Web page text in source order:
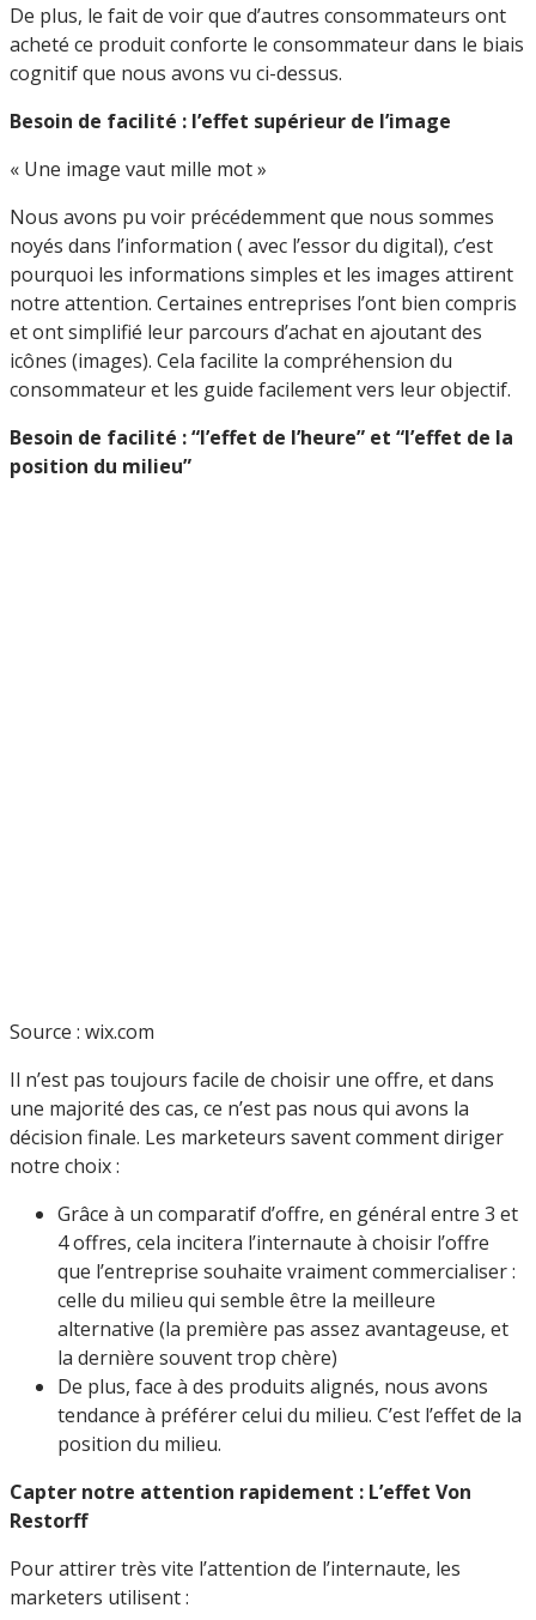
De plus, le fait de voir que d’autres consommateurs ont
acheté ce produit conforte le consommateur dans le biais
cognitif que nous avons vu ci-dessus.
Besoin de facilité : l’effet supérieur de l’image
« Une image vaut mille mot »
Nous avons pu voir précédemment que nous sommes
noyés dans l’information ( avec l’essor du digital), c’est
pourquoi les informations simples et les images attirent
notre attention. Certaines entreprises l’ont bien compris
et ont simplifié leur parcours d’achat en ajoutant des
icônes (images). Cela facilite la compréhension du
consommateur et les guide facilement vers leur objectif.
Besoin de facilité : “l’effet de l’heure” et “l’effet de la
position du milieu”
Source : wix.com
Il n’est pas toujours facile de choisir une offre, et dans
une majorité des cas, ce n’est pas nous qui avons la
décision finale. Les marketeurs savent comment diriger
notre choix :
Grâce à un comparatif d’offre, en général entre 3 et
4 offres, cela incitera l’internaute à choisir l’offre
que l’entreprise souhaite vraiment commercialiser :
celle du milieu qui semble être la meilleure
alternative (la première pas assez avantageuse, et
la dernière souvent trop chère)
De plus, face à des produits alignés, nous avons
tendance à préférer celui du milieu. C’est l’effet de la
position du milieu.
Capter notre attention rapidement : L’effet Von
Restorff
Pour attirer très vite l’attention de l’internaute, les
marketers utilisent :